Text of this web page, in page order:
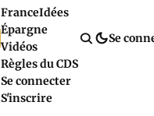
FranceIdées
Épargne
Vidéos
Règles du CDS
Se connecter
S'inscrire
Se